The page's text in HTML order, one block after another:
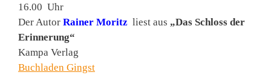
16.00 Uhr
Der Autor Rainer Moritz liest aus „Das Schloss der
Erinnerung“
Kampa Verlag
Buchladen Gingst